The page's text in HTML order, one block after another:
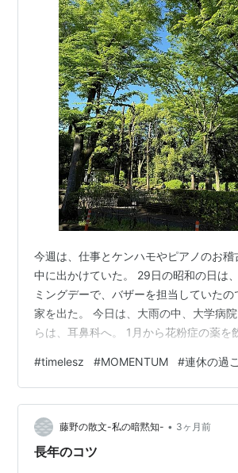
今週は、仕事とケンハモやピアノのお稽
中に出かけていた。 29日の昭和の日は
ミングデーで、バザーを担当していた
家を出た。 今日は、大雨の中、大学病
らは、耳鼻科へ。 1月から花粉症の薬を
挨拶。 午後は、雨があがりキラキラ、少
じる。 あしたからの連休ときれいな新
んわり。 明日は、息子夫婦と一緒に夕
と、二人はインド旅行なので、連休はひ
夏への模様替えをするが、それ以外に楽
#timelesz #MOMENTUM #連休の過
藤野の散文-私の暗黙知- • 3ヶ月前
長年のコツ